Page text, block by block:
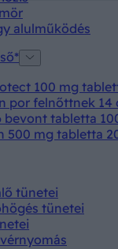
alulműködés
100 mg
por felnőttnek 14
bevont tabletta
500 mg tabletta
tünetei
tünetei